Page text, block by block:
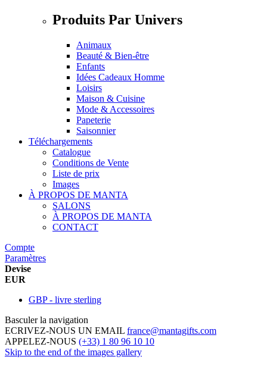
Produits Par Univers
Animaux
Beauté & Bien-être
Enfants
Idées Cadeaux Homme
Loisirs
Maison & Cuisine
Mode & Accessoires
Papeterie
Saisonnier
Téléchargements
Catalogue
Conditions de Vente
Liste de prix
Images
À PROPOS DE MANTA
SALONS
À PROPOS DE MANTA
CONTACT
Compte
Paramètres
Devise
EUR
GBP - livre sterling
Basculer la navigation
ECRIVEZ-NOUS UN EMAIL france@mantagifts.com
APPELEZ-NOUS (+33) 1 80 96 10 10
Skip to the end of the images gallery